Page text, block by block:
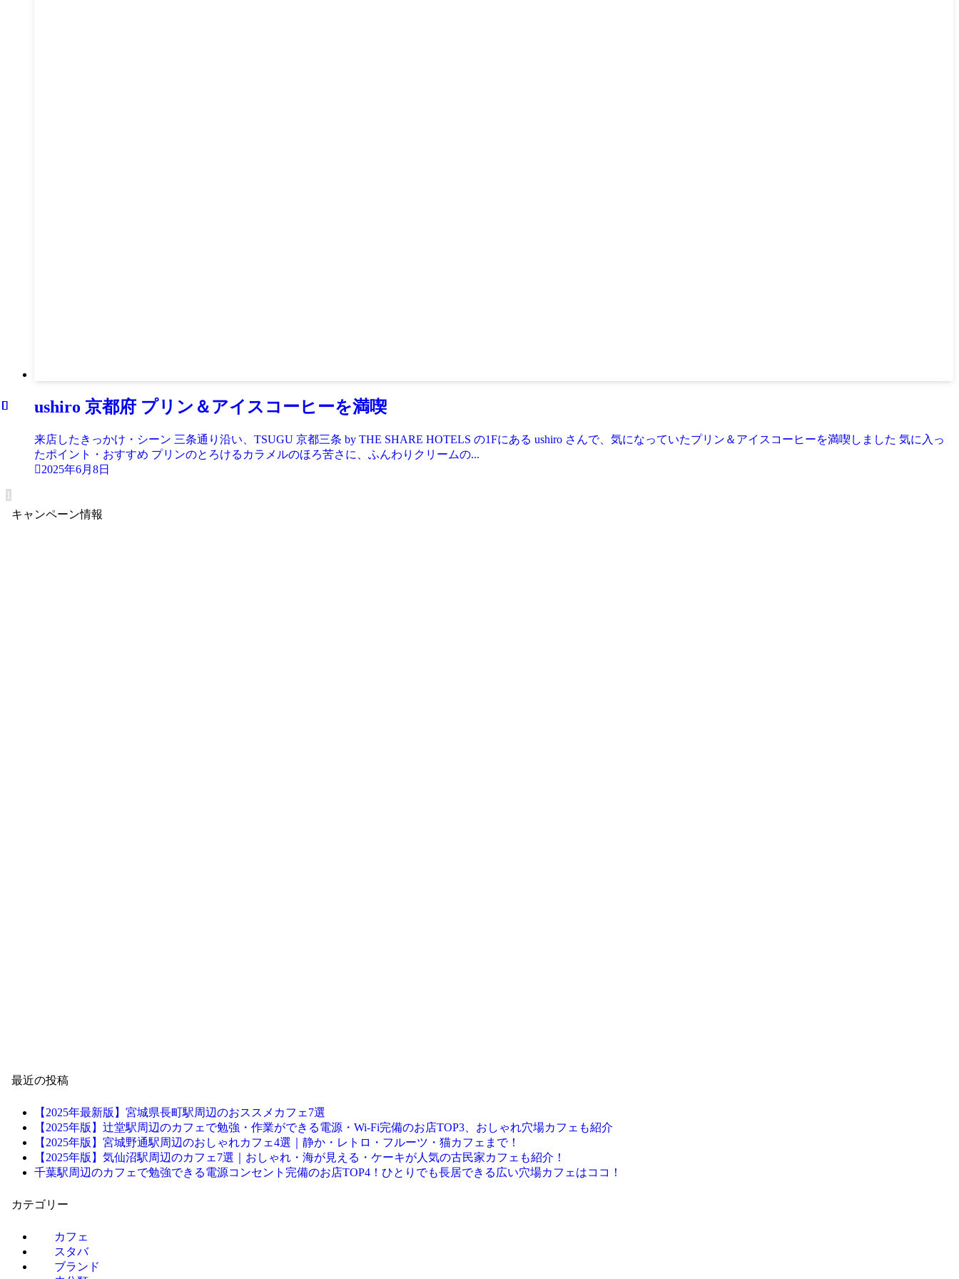
ushiro 京都府 プリン＆アイスコーヒーを満喫
来店したきっかけ・シーン 三条通り沿い、TSUGU 京都三条 by THE SHARE HOTELS の1Fにある ushiro さんで、気になっていたプリン＆アイスコーヒーを満喫しました 気に入っ
たポイント・おすすめ プリンのとろけるカラメルのほろ苦さに、ふんわりクリームの...
2025年6月8日
1
キャンペーン情報
最近の投稿
【2025年最新版】宮城県長町駅周辺のおススメカフェ7選
【2025年版】辻堂駅周辺のカフェで勉強・作業ができる電源・Wi-Fi完備のお店TOP3、おしゃれ穴場カフェも紹介
【2025年版】宮城野通駅周辺のおしゃれカフェ4選｜静か・レトロ・フルーツ・猫カフェまで！
【2025年版】気仙沼駅周辺のカフェ7選｜おしゃれ・海が見える・ケーキが人気の古民家カフェも紹介！
千葉駅周辺のカフェで勉強できる電源コンセント完備のお店TOP4！ひとりでも長居できる広い穴場カフェはココ！
カテゴリー
カフェ
スタバ
ブランド